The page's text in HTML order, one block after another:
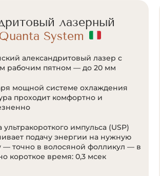
лазерный
Apogee+
болевых ощущений за счет
охлаждения Zimmer;
ультракороткого импульса
воздействовать на волоски даже
количеством пигмента